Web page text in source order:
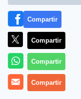
Ni una más. La
puñetazo sobre la
Compartir
Compartir
Compartir
Compartir